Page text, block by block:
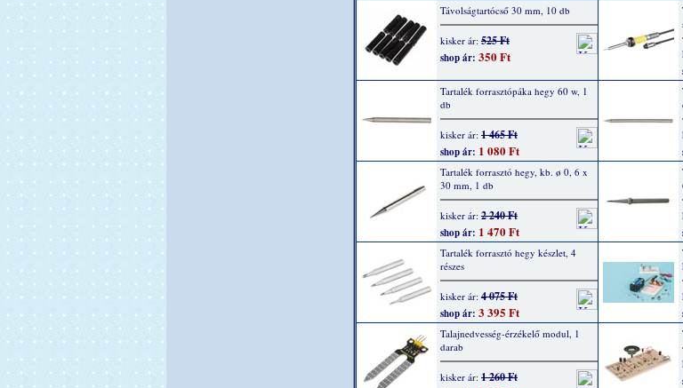
Távolságtartócső 30 mm, 10 db
kisker ár: 525 Ft
shop ár: 350 Ft
Tartalék forrasztópáka hegy 60 w, 1
db
kisker ár: 1 465 Ft
shop ár: 1 080 Ft
Tartalék forrasztó hegy, kb. ø 0, 6 x
30 mm, 1 db
kisker ár: 2 240 Ft
shop ár: 1 470 Ft
Tartalék forrasztó hegy készlet, 4
részes
kisker ár: 4 075 Ft
shop ár: 3 395 Ft
Talajnedvesség-érzékelő modul, 1
darab
kisker ár: 1 260 Ft